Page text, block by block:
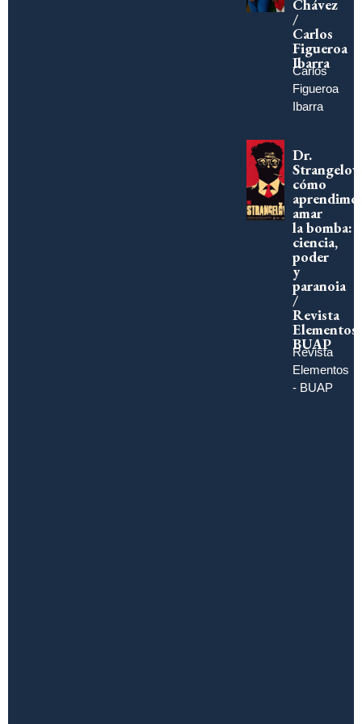
Chávez
/
Carlos
Figueroa
Ibarra
Carlos
Figueroa
Ibarra
Dr.
cómo
amar
la bomba:
ciencia,
poder
y
paranoia
/
Revista
Elementos
BUAP
Revista
Elementos
- BUAP